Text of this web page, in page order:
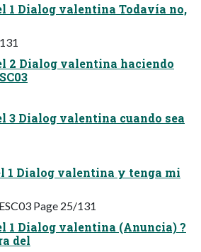
1 Dialog valentina Todavía no,
2 Dialog valentina haciendo
3 Dialog valentina cuando sea
1 Dialog valentina y tenga mi
Page 25/131
1 Dialog valentina (Anuncia) ?
del